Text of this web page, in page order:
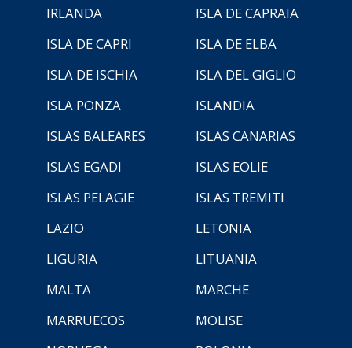
IRLANDA
ISLA DE CAPRAIA
ISLA DE CAPRI
ISLA DE ELBA
ISLA DE ISCHIA
ISLA DEL GIGLIO
ISLA PONZA
ISLANDIA
ISLAS BALEARES
ISLAS CANARIAS
ISLAS EGADI
ISLAS EOLIE
ISLAS PELAGIE
ISLAS TREMITI
LAZIO
LETONIA
LIGURIA
LITUANIA
MALTA
MARCHE
MARRUECOS
MOLISE